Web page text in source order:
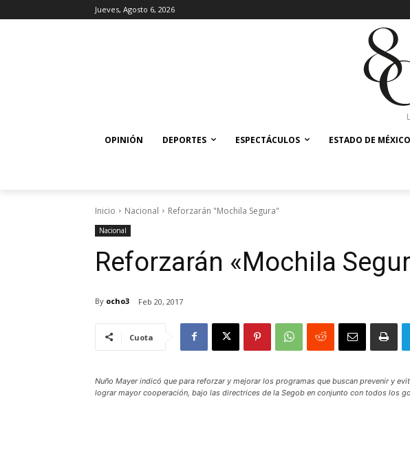
Jueves, Agosto 6, 2026
OPINIÓN DEPORTES ESPECTÁCULOS ESTADO DE MÉXICO
Inicio Nacional Reforzarán "Mochila Segura"
Nacional
Reforzarán «Mochila
By ocho3 Feb 20, 2017
Cuota
Nuño Mayer indicó que para reforzar y mejorar los programas que buscan prevenir y
lograr mayor cooperación, bajo las directrices de la Segob en conjunto con todos los